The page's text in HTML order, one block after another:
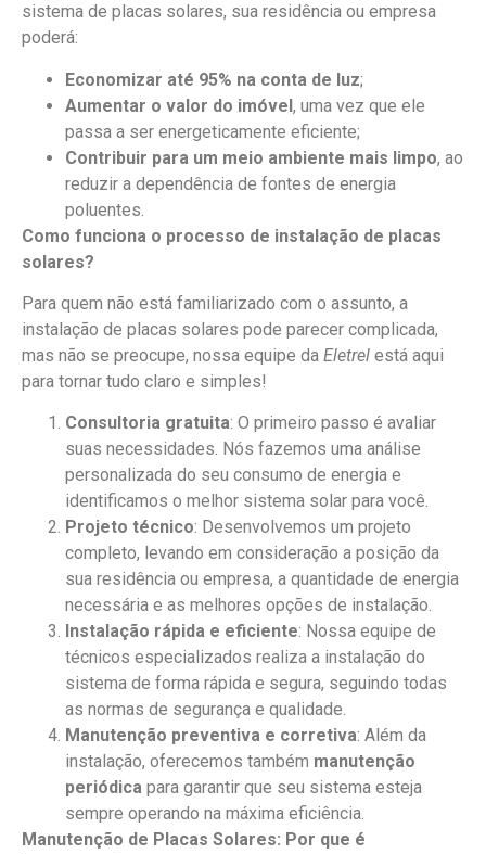
sistema de placas solares, sua residência ou empresa
poderá:
Economizar até 95% na conta de luz;
Aumentar o valor do imóvel, uma vez que ele
passa a ser energeticamente eficiente;
Contribuir para um meio ambiente mais limpo, ao
reduzir a dependência de fontes de energia
poluentes.
Como funciona o processo de instalação de placas
solares?
Para quem não está familiarizado com o assunto, a
instalação de placas solares pode parecer complicada,
mas não se preocupe, nossa equipe da Eletrel está aqui
para tornar tudo claro e simples!
Consultoria gratuita: O primeiro passo é avaliar
suas necessidades. Nós fazemos uma análise
personalizada do seu consumo de energia e
identificamos o melhor sistema solar para você.
Projeto técnico: Desenvolvemos um projeto
completo, levando em consideração a posição da
sua residência ou empresa, a quantidade de energia
necessária e as melhores opções de instalação.
Instalação rápida e eficiente: Nossa equipe de
técnicos especializados realiza a instalação do
sistema de forma rápida e segura, seguindo todas
as normas de segurança e qualidade.
Manutenção preventiva e corretiva: Além da
instalação, oferecemos também manutenção
periódica para garantir que seu sistema esteja
sempre operando na máxima eficiência.
Manutenção de Placas Solares: Por que é